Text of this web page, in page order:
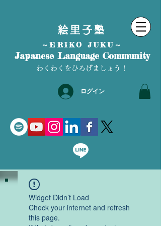
絵里子塾
～ERIKO JUKU～
Japanese Language Community
わくわくをひろげましょう！
ログイン
Widget Didn’t Load
Check your internet and refresh
this page.